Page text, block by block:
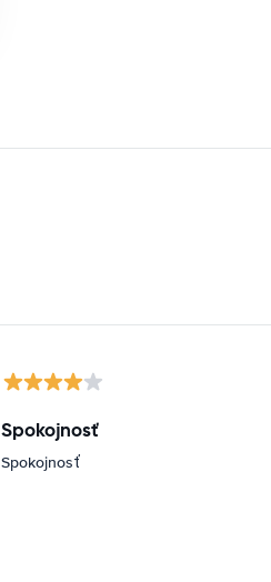
Spokojnosť
Spokojnosť